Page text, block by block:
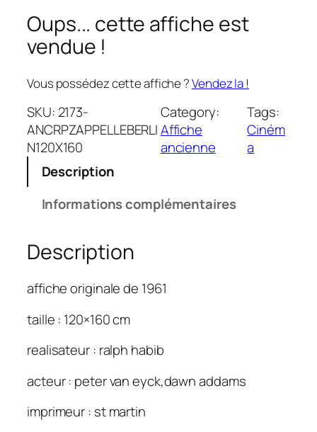
Oups... cette affiche est
vendue !
Vous possédez cette affiche ?Vendez la !
SKU: 2173-
ANCRPZAPPELLEBERLI
N120X160
Category:
Affiche
ancienne
Tags:
Ciném
a
Description
Informations complémentaires
Description
affiche originale de 1961
taille : 120×160 cm
realisateur : ralph habib
acteur : peter van eyck,dawn addams
imprimeur : st martin